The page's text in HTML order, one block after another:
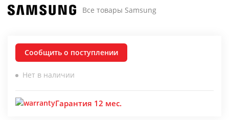
Все товары Samsung
Сообщить о поступлении
Нет в наличии
Гарантия 12 мес.